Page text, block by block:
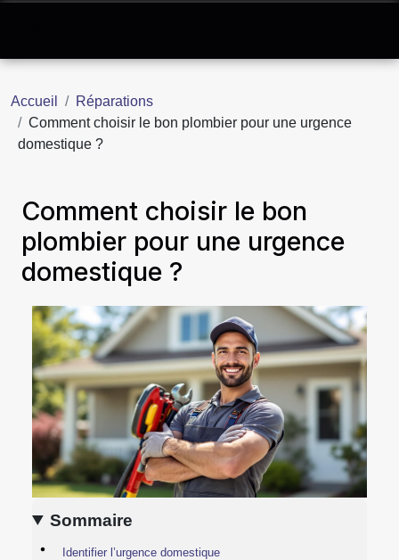
Accueil
Réparations
Comment choisir le bon plombier pour une urgence
domestique ?
Comment choisir le bon
plombier pour une urgence
domestique ?
Sommaire
Identifier l’urgence domestique